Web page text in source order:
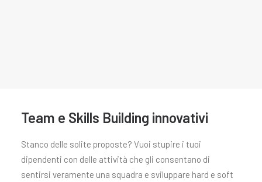
Team e Skills Building innovativi
Stanco delle solite proposte? Vuoi stupire i tuoi
dipendenti con delle attività che gli consentano di
sentirsi veramente una squadra e sviluppare hard e soft